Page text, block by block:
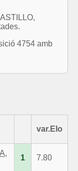
4754 amb
var.Elo
1 7.80